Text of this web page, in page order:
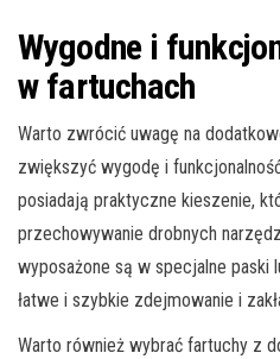
Wygodne i
w fartuchach
Warto zwrócić uwagę na
zwiększyć wygodę i
posiadają praktyczne kieszenie,
przechowywanie drobnych
wyposażone są w specjalne paski
łatwe i szybkie zdejmowanie i
Warto również wybrać fartuchy z